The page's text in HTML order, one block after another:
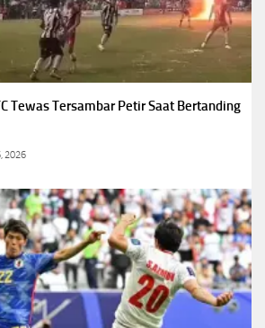
Tewas Tersambar Petir Saat Bertanding
2026